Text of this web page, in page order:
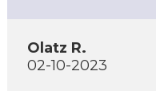
Olatz R.
02-10-2023